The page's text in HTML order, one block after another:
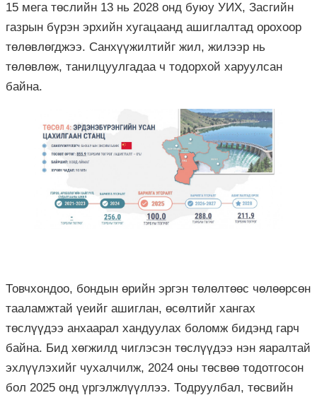
15 мега төслийн 13 нь 2028 онд буюу УИХ, Засгийн
газрын бүрэн эрхийн хугацаанд ашиглалтад орохоор
төлөвлөгджээ. Санхүүжилтийг жил, жилээр нь
төлөвлөж, танилцуулгадаа ч тодорхой харуулсан
байна.
Товчхондоо, бондын өрийн эргэн төлөлтөөс чөлөөрсөн
тааламжтай үеийг ашиглан, өсөлтийг хангах
төслүүдээ анхаарал хандуулах боломж бидэнд гарч
байна. Бид хөгжилд чиглэсэн төслүүдээ нэн яаралтай
эхлүүлэхийг чухалчилж, 2024 оны төсвөө тодотгосон
бол 2025 онд үргэлжлүүллээ. Тодруулбал, төсвийн